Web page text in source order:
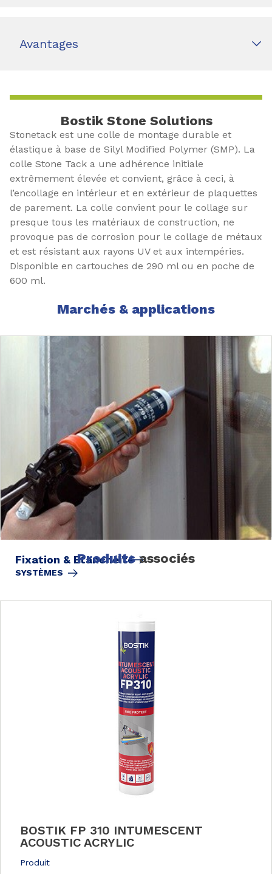
Avantages
Bostik Stone Solutions
Stonetack est une colle de montage durable et
élastique à base de Silyl Modified Polymer (SMP). La
colle Stone Tack a une adhérence initiale
extrêmement élevée et convient, grâce à ceci, à
l’encollage en intérieur et en extérieur de plaquettes
de parement. La colle convient pour le collage sur
presque tous les matériaux de construction, ne
provoque pas de corrosion pour le collage de métaux
et est résistant aux rayons UV et aux intempéries.
Disponible en cartouches de 290 ml ou en poche de
600 ml.
Marchés & applications
Fixation & Etanchéité
SYSTÈMES
Produitsassociés
BOSTIK FP 310 INTUMESCENT
ACOUSTIC ACRYLIC
Produit